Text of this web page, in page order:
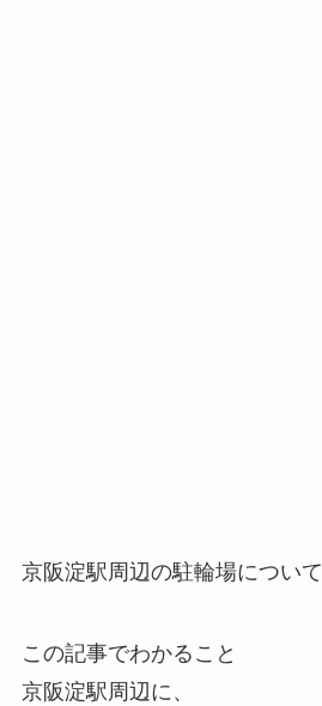
京阪淀駅周辺の駐輪場につい
この記事でわかること
京阪淀駅周辺に、